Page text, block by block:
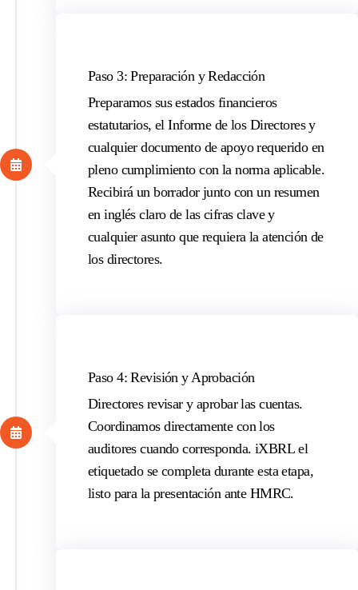
Paso 3: Preparación y Redacción
Preparamos sus estados financieros
estatutarios, el Informe de los Directores y
cualquier documento de apoyo requerido en
pleno cumplimiento con la norma aplicable.
Recibirá un borrador junto con un resumen
en inglés claro de las cifras clave y
cualquier asunto que requiera la atención de
los directores.
Paso 4: Revisión y Aprobación
Directoresrevisar y aprobar las cuentas.
Coordinamos directamente con los
auditores cuando corresponda. iXBRL el
etiquetado se completa durante esta etapa,
listo para la presentación ante HMRC.